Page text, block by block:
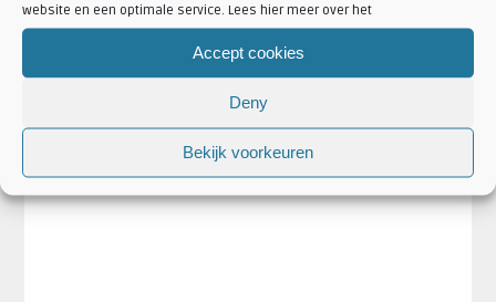
website en een optimale service. Lees hier meer over het
Accept cookies
Deny
Bekijk voorkeuren